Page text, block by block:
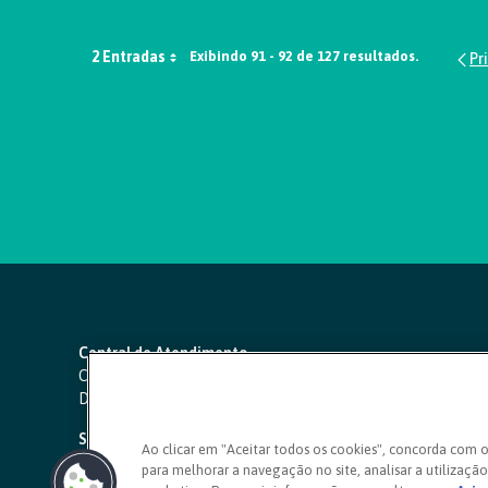
2 Entradas Exibindo 91 - 92 de 127 resultados.
Central de Atendimento
Capitais e regiões metropolitanas:
Demais localidades:
SAC 24 horas
Ouvidoria
Ao clicar em "Aceitar todos os cookies", concorda com
para melhorar a navegação no site, analisar a